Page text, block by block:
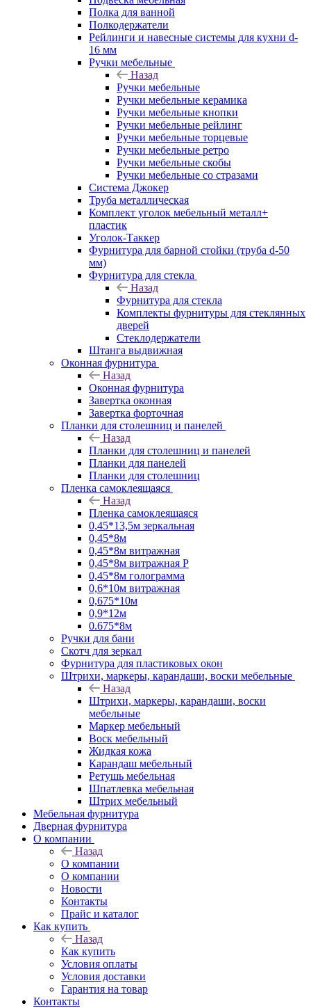
Полка для ванной
Полкодержатели
Рейлинги и навесные системы для кухни d-
16 мм
Ручки мебельные
Назад
Ручки мебельные
Ручки мебельные керамика
Ручки мебельные кнопки
Ручки мебельные рейлинг
Ручки мебельные торцевые
Ручки мебельные ретро
Ручки мебельные скобы
Ручки мебельные со стразами
Система Джокер
Труба металлическая
Комплект уголок мебельный металл+
пластик
Уголок-Таккер
Фурнитура для барной стойки (труба d-50
мм)
Фурнитура для стекла
Назад
Фурнитура для стекла
Комплекты фурнитуры для стеклянных
дверей
Стеклодержатели
Штанга выдвижная
Оконная фурнитура
Назад
Оконная фурнитура
Завертка оконная
Завертка форточная
Планки для столешниц и панелей
Назад
Планки для столешниц и панелей
Планки для панелей
Планки для столешниц
Пленка самоклеящаяся
Назад
Пленка самоклеящаяся
0,45*13,5м зеркальная
0,45*8м
0,45*8м витражная
0,45*8м витражная Р
0,45*8м голограмма
0,6*10м витражная
0,675*10м
0,9*12м
0.675*8м
Ручки для бани
Скотч для зеркал
Фурнитура для пластиковых окон
Штрихи, маркеры, карандаши, воски мебельные
Назад
Штрихи, маркеры, карандаши, воски
мебельные
Маркер мебельный
Воск мебельный
Жидкая кожа
Карандаш мебельный
Ретушь мебельная
Шпатлевка мебельная
Штрих мебельный
Мебельная фурнитура
Дверная фурнитура
О компании
Назад
О компании
О компании
Новости
Контакты
Прайс и каталог
Как купить
Назад
Как купить
Условия оплаты
Условия доставки
Гарантия на товар
Контакты